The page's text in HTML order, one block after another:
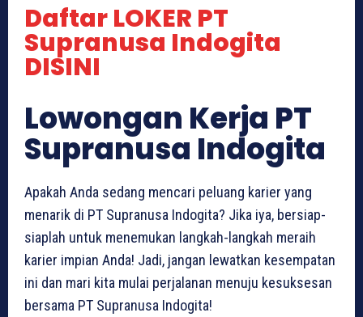
Daftar LOKER PT
Supranusa Indogita
DISINI
Lowongan Kerja PT
Supranusa Indogita
Apakah Anda sedang mencari peluang karier yang
menarik di PT Supranusa Indogita? Jika iya, bersiap-
siaplah untuk menemukan langkah-langkah meraih
karier impian Anda! Jadi, jangan lewatkan kesempatan
ini dan mari kita mulai perjalanan menuju kesuksesan
bersama PT Supranusa Indogita!